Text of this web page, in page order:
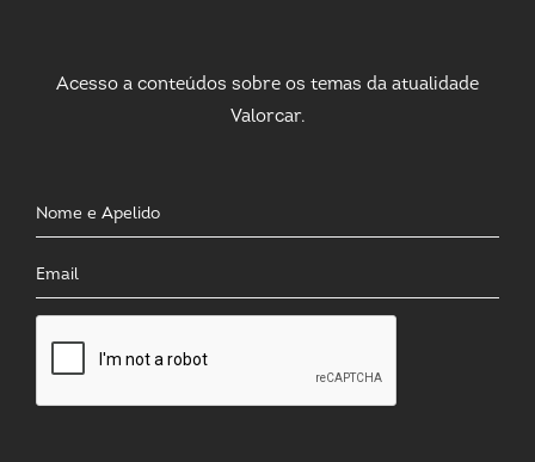
Acesso a conteúdos sobre os temas da atualidade
Valorcar.